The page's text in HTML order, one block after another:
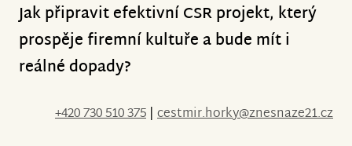
Jak připravit efektivní CSR projekt, který
prospěje firemní kultuře a bude mít i
reálné dopady?
+420 730 510 375 | cestmir.horky@znesnaze21.cz